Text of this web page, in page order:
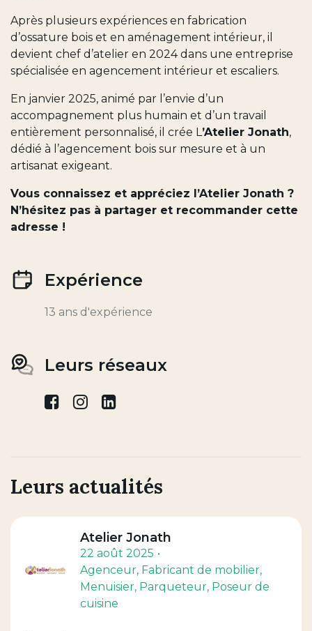
Après plusieurs expériences en fabrication
d’ossature bois et en aménagement intérieur, il
devient chef d’atelier en 2024 dans une entreprise
spécialisée en agencement intérieur et escaliers.
En janvier 2025, animé par l’envie d’un
accompagnement plus humain et d’un travail
entièrement personnalisé, il crée L’Atelier Jonath,
dédié à l’agencement bois sur mesure et à un
artisanat exigeant.
Vous connaissez et appréciez l’Atelier Jonath ?
N’hésitez pas à partager et recommander cette
adresse !
Expérience
13 ans d'expérience
Leurs réseaux
facebook
instagram
linkedin
Leurs actualités
Atelier Jonath
22 août 2025
Agenceur, Fabricant de mobilier,
Menuisier, Parqueteur, Poseur de
cuisine